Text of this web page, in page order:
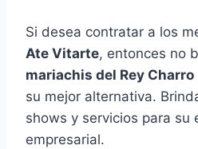
Si desea contratar a los
Ate Vitarte, entonces no
mariachis del Rey Charro
su mejor alternativa.
shows y servicios para su
empresarial.